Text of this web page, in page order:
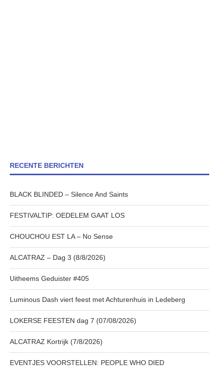
RECENTE BERICHTEN
BLACK BLINDED – Silence And Saints
FESTIVALTIP: OEDELEM GAAT LOS
CHOUCHOU EST LA – No Sense
ALCATRAZ – Dag 3 (8/8/2026)
Uitheems Geduister #405
Luminous Dash viert feest met Achturenhuis in Ledeberg
LOKERSE FEESTEN dag 7 (07/08/2026)
ALCATRAZ Kortrijk (7/8/2026)
EVENTJES VOORSTELLEN: PEOPLE WHO DIED